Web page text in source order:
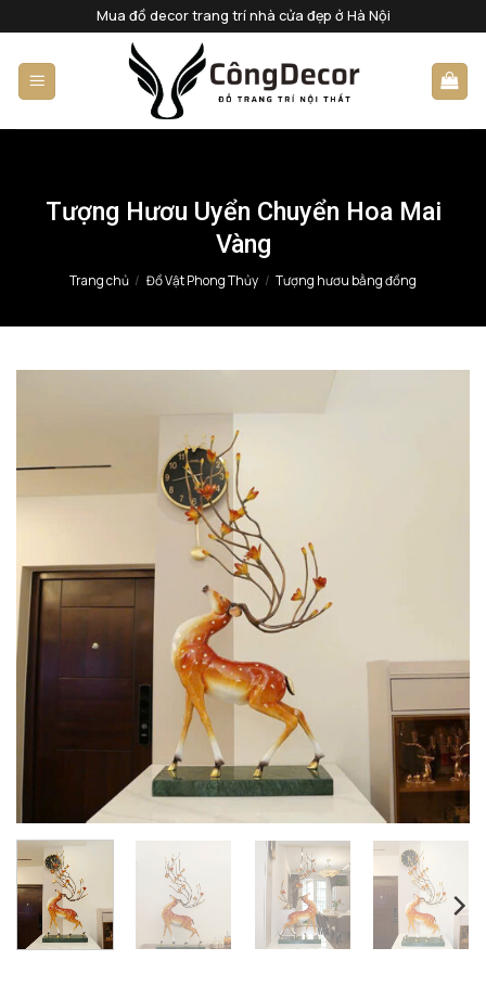
qua
nội
dung
Mua đồ decor trang trí nhà cửa đẹp ở Hà Nội
Tượng Hươu Uyển Chuyển Hoa Mai
Vàng
Trang chủ / Đồ Vật Phong Thủy / Tượng hươu bằng đồng